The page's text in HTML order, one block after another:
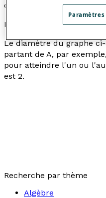
ces chemins est le
Exemple
Le diamètre du graphe
partant de A, par
pour atteindre l'un ou
est 2.
Recherche par thème
Algèbre